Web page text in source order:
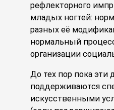
рефлекторного
младых ногтей:
разных её
нормальный
организации
До тех пор пока эти
поддерживаются
искусственными